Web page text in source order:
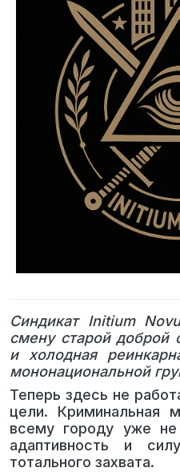
Синдикат Initium
смену старой доброй
и холодная
мононациональной
Теперь здесь не
цели. Криминальная
всему городу уже
адаптивность и
тотального захвата.